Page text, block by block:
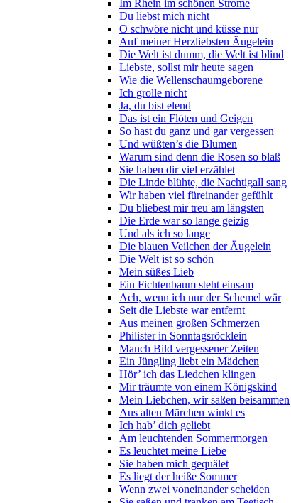
Im Rhein im schönen Strome
Du liebst mich nicht
O schwöre nicht und küsse nur
Auf meiner Herzliebsten Äugelein
Die Welt ist dumm, die Welt ist blind
Liebste, sollst mir heute sagen
Wie die Wellenschaumgeborene
Ich grolle nicht
Ja, du bist elend
Das ist ein Flöten und Geigen
So hast du ganz und gar vergessen
Und wüßten’s die Blumen
Warum sind denn die Rosen so blaß
Sie haben dir viel erzählet
Die Linde blühte, die Nachtigall sang
Wir haben viel füreinander gefühlt
Du bliebest mir treu am längsten
Die Erde war so lange geizig
Und als ich so lange
Die blauen Veilchen der Äugelein
Die Welt ist so schön
Mein süßes Lieb
Ein Fichtenbaum steht einsam
Ach, wenn ich nur der Schemel wär
Seit die Liebste war entfernt
Aus meinen großen Schmerzen
Philister in Sonntagsröcklein
Manch Bild vergessener Zeiten
Ein Jüngling liebt ein Mädchen
Hör’ ich das Liedchen klingen
Mir träumte von einem Königskind
Mein Liebchen, wir saßen beisammen
Aus alten Märchen winkt es
Ich hab’ dich geliebt
Am leuchtenden Sommermorgen
Es leuchtet meine Liebe
Sie haben mich gequälet
Es liegt der heiße Sommer
Wenn zwei voneinander scheiden